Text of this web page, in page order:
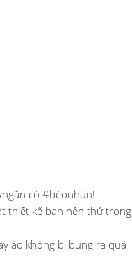
có #bèonhún!
thiết kế bạn nên thử trong
áo không bị bung ra quá